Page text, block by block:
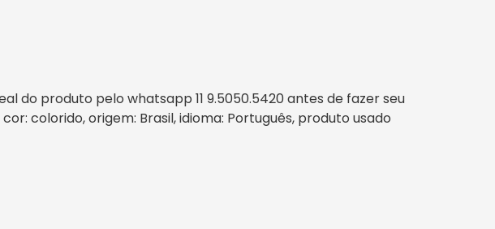
do produto pelo whatsapp 11 9.5050.5420 antes de fazer seu
colorido, origem: Brasil, idioma: Português, produto usado